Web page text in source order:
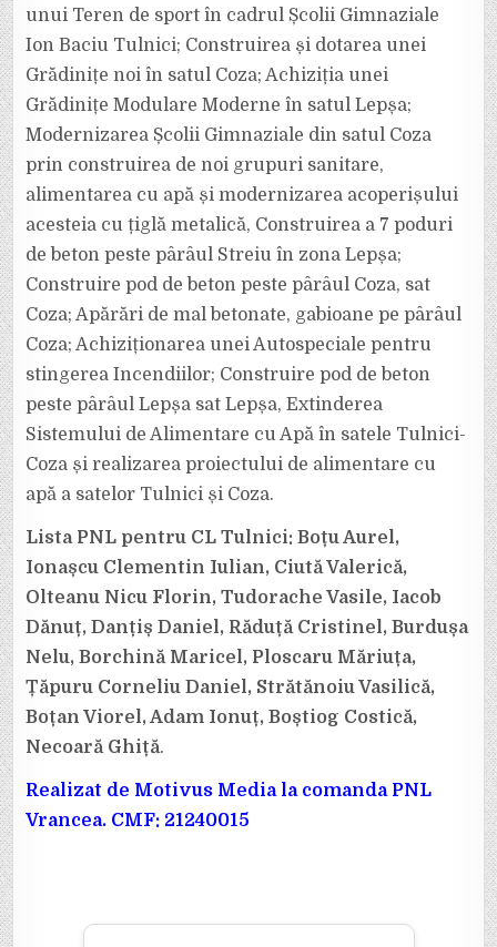
unui Teren de sport în cadrul Școlii Gimnaziale
Ion Baciu Tulnici; Construirea și dotarea unei
Grădinițe noi în satul Coza; Achiziția unei
Grădinițe Modulare Moderne în satul Lepșa;
Modernizarea Școlii Gimnaziale din satul Coza
prin construirea de noi grupuri sanitare,
alimentarea cu apă și modernizarea acoperișului
acesteia cu țiglă metalică, Construirea a 7 poduri
de beton peste pârâul Streiu în zona Lepșa;
Construire pod de beton peste pârâul Coza, sat
Coza; Apărări de mal betonate, gabioane pe pârâul
Coza; Achiziționarea unei Autospeciale pentru
stingerea Incendiilor; Construire pod de beton
peste pârâul Lepșa sat Lepșa, Extinderea
Sistemului de Alimentare cu Apă în satele Tulnici-
Coza și realizarea proiectului de alimentare cu
apă a satelor Tulnici și Coza.
Lista PNL pentru CL Tulnici: Boțu Aurel,
Ionașcu Clementin Iulian, Ciută Valerică,
Olteanu Nicu Florin, Tudorache Vasile, Iacob
Dănuț, Danțiș Daniel, Răduță Cristinel, Burdușa
Nelu, Borchină Maricel, Ploscaru Măriuța,
Țăpuru Corneliu Daniel, Strătănoiu Vasilică,
Boțan Viorel, Adam Ionuț, Boștiog Costică,
Necoară Ghiță.
Realizat de Motivus Media la comanda PNL
Vrancea. CMF: 21240015